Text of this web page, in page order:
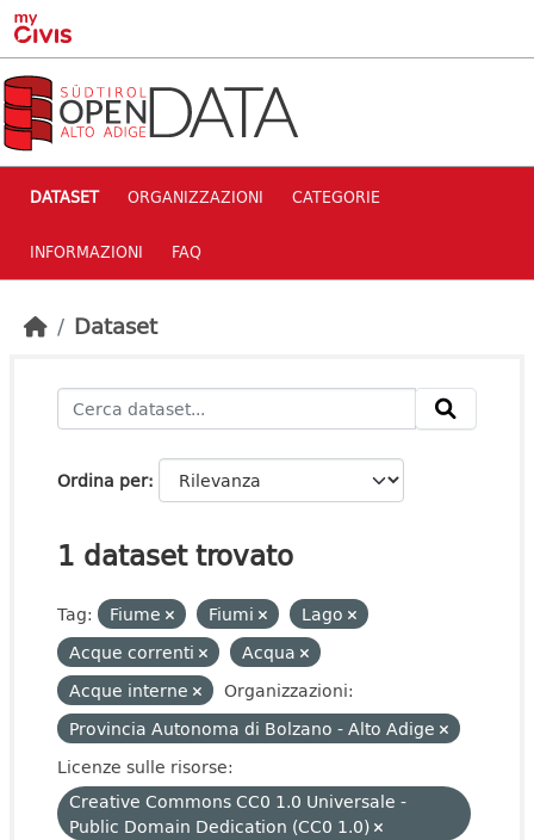
Skip to main content
DATASET ORGANIZZAZIONI CATEGORIE
INFORMAZIONI FAQ
Dataset
Ordina per
1 dataset trovato
Tag: Fiume Fiumi
Lago
Acque correnti
Acqua
Acque interne
Organizzazioni:
Provincia Autonoma di Bolzano - Alto Adige
Licenze sulle risorse:
Creative Commons CC0 1.0 Universale -
Public Domain Dedication (CC0 1.0)